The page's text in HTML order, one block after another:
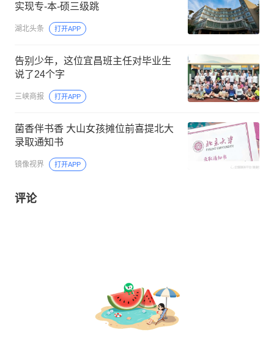
实现专-本-硕三级跳
湖北头条 打开APP
告别少年，这位宜昌班主任对毕业生
说了24个字
三峡商报 打开APP
菌香伴书香 大山女孩摊位前喜提北大
录取通知书
镜像视界 打开APP
评论